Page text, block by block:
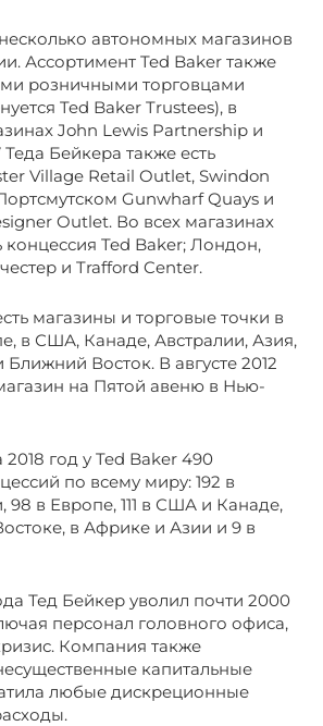
автономных магазинов
Ассортимент Ted Baker также
розничными торговцами
Ted Baker Trustees), в
John Lewis Partnership и
Теда Бейкера также есть
Village Retail Outlet, Swindon
Gunwharf Quays и
Outlet. Во всех магазинах
концессия Ted Baker; Лондон,
и Trafford Center.
магазины и торговые точки в
в США, Канаде, Австралии, Азия,
Восток. В августе 2012
на Пятой авеню в Нью-
год у Ted Baker 490
по всему миру: 192 в
98 в Европе, 111 в США и Канаде,
в Африке и Азии и 9 в
Тед Бейкер уволил почти 2000
персонал головного офиса,
Компания также
капитальные
любые дискреционные